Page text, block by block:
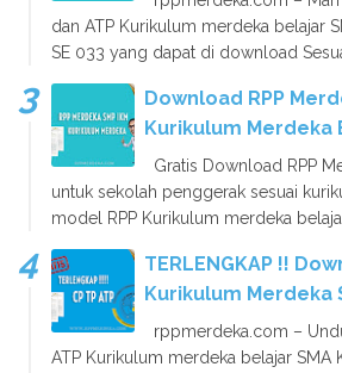
dan ATP Kurikulum merdeka belajar
SE 033 yang dapat di download
Download RPP
Kurikulum Merdeka
Gratis Download RPP
untuk sekolah penggerak sesuai
model RPP Kurikulum merdeka
TERLENGKAP !!
Kurikulum Merdeka
rppmerdeka.com –
ATP Kurikulum merdeka belajar SMA